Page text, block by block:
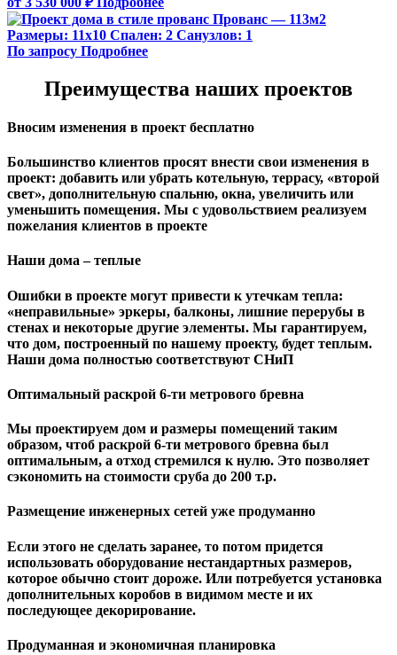
Прованс — 113м2
Размеры: 11х10 Спален: 2 Санузлов: 1
По запросу Подробнее
Преимущества наших проектов
Вносим изменения в проект бесплатно
Большинство клиентов просят внести свои изменения в
проект: добавить или убрать котельную, террасу, «второй
свет», дополнительную спальню, окна, увеличить или
уменьшить помещения. Мы с удовольствием реализуем
пожелания клиентов в проекте
Наши дома – теплые
Ошибки в проекте могут привести к утечкам тепла:
«неправильные» эркеры, балконы, лишние перерубы в
стенах и некоторые другие элементы. Мы гарантируем,
чтo дом, построенный по нашему проекту, будет теплым.
Наши дома полностью соответствуют СНиП
Оптимальный раскрой 6-ти метрового бревна
Мы проектируем дом и размеры помещений таким
образом, чтоб раскрой 6-ти метрового бревна был
оптимальным, а отход стремился к нулю. Это позволяет
сэкономить на стоимости сруба до 200 т.р.
Размещение инженерных сетей уже продуманно
Если этого не сделать заранее, то потом придется
использовать оборудование нестандартных размеров,
которое обычно стоит дороже. Или потребуется установка
дополнительных коробов в видимом месте и их
последующее декорирование.
Продуманная и экономичная планировка